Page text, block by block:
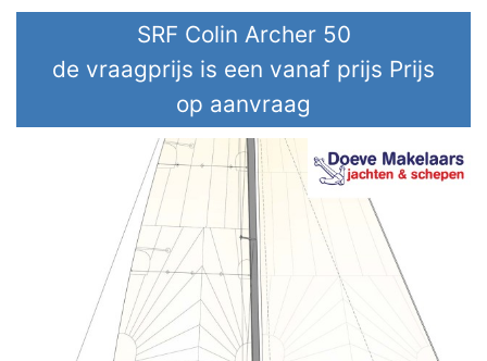
SRF Colin Archer 50
de vraagprijs is een vanaf prijs Prijs
op aanvraag